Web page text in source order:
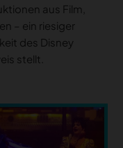
aus Film,
– ein riesiger
des Disney
stellt.